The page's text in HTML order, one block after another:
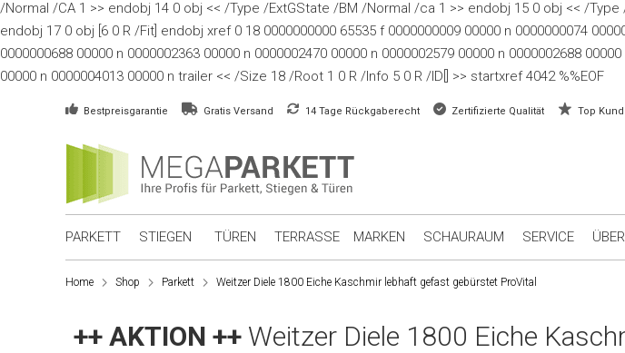
/Normal /CA 1 >> endobj 14 0 obj << /Type /ExtGState /BM /Normal /ca 1 >> endobj 15 0 obj << /
endobj 17 0 obj [6 0 R /Fit] endobj xref 0 18 0000000000 65535 f 0000000009 00000 n 0000000074
0000000688 00000 n 0000002363 00000 n 0000002470 00000 n 0000002579 00000 n 0000002688
00000 n 0000004013 00000 n trailer << /Size 18 /Root 1 0 R /Info 5 0 R /ID[
] >> startxref 4042 %%EOF
Bestpreisgarantie Gratis Versand 14 Tage Rückgaberecht Zertifizierte Qualität Top
PARKETT STIEGEN TÜREN TERRASSE MARKEN SCHAURAUM SERVICE
Home Shop Parkett Weitzer Diele 1800 Eiche Kaschmir lebhaft gefast gebürstet ProVital
++ AKTION ++ Weitzer Diele 1800 Eiche